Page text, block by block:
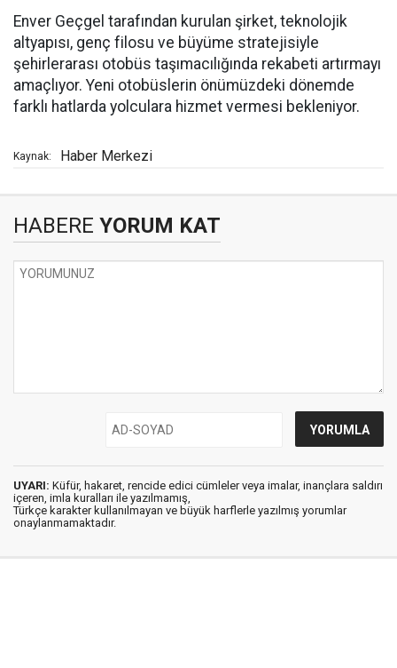
Enver Geçgel tarafından kurulan şirket, teknolojik
altyapısı, genç filosu ve büyüme stratejisiyle
şehirlerarası otobüs taşımacılığında rekabeti artırmayı
amaçlıyor. Yeni otobüslerin önümüzdeki dönemde
farklı hatlarda yolculara hizmet vermesi bekleniyor.
Kaynak: Haber Merkezi
HABERE YORUM KAT
UYARI: Küfür, hakaret, rencide edici cümleler veya imalar, inançlara saldırı
içeren, imla kuralları ile yazılmamış,
Türkçe karakter kullanılmayan ve büyük harflerle yazılmış yorumlar
onaylanmamaktadır.